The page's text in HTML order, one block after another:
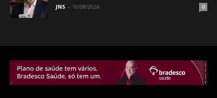
JNS - 10/08/2026 0